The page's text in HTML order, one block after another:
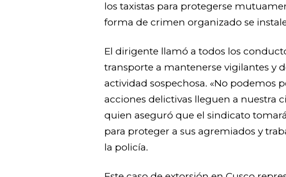
los taxistas para protegerse
forma de crimen organizado se
El dirigente llamó a todos los
transporte a mantenerse vigilantes y
actividad sospechosa. «No podemos
acciones delictivas lleguen a nuestra
quien aseguró que el sindicato
para proteger a sus agremiados y
la policía.